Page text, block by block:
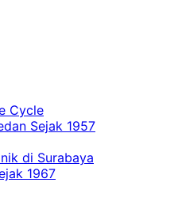
Cycle
Sejak 1957
di Surabaya
1967